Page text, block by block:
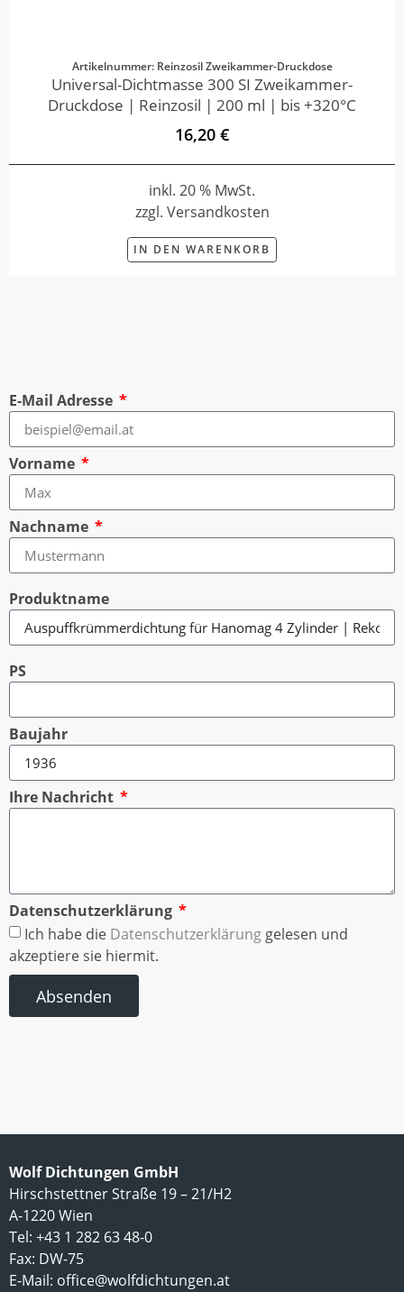
Artikelnummer: Reinzosil Zweikammer-Druckdose
Universal-Dichtmasse 300 SI Zweikammer-
Druckdose | Reinzosil | 200 ml | bis +320°C
16,20 €
inkl. 20 % MwSt.
zzgl. Versandkosten
IN DEN WARENKORB
E-Mail Adresse
Vorname
Nachname
Produktname
PS
Baujahr
Ihre Nachricht
Datenschutzerklärung
Ich habe die Datenschutzerklärung gelesen und
akzeptiere sie hiermit.
Absenden
Wolf Dichtungen GmbH
Hirschstettner Straße 19 – 21/H2
A-1220 Wien
Tel: +43 1 282 63 48-0
Fax: DW-75
E-Mail: office@wolfdichtungen.at